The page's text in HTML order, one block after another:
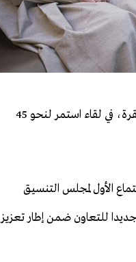
كما التقى رئيس الوزراء يلدريم بوزير الخارجية السعودي في قصر تشانكايا لرئاسة الحكومة بأنقرة، في لقاء استمر لنحو 45
الأول لمجلس التنسيق
للتعاون ضمن إطار تعزيز